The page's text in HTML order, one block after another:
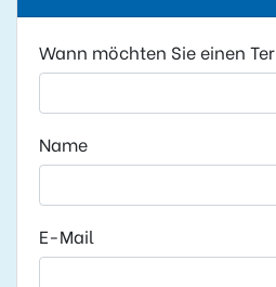
Wann möchten Sie einen
Name
E-Mail